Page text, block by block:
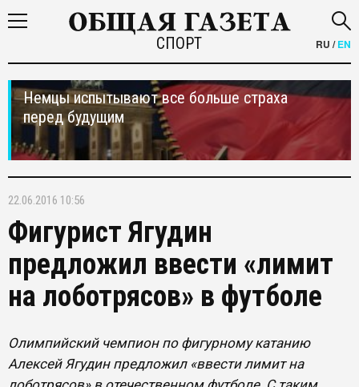
СПОРТ RU /EN
Немцы испытывают все больше страха
перед будущим
22.06.2016 10:56
Фигурист Ягудин
предложил ввести «лимит
на лоботрясов» в футболе
Олимпийский чемпион по фигурному катанию
Алексей Ягудин предложил «ввести лимит на